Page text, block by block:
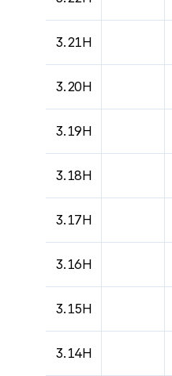
3.21H
3.20H
3.19H
3.18H
3.17H
3.16H
3.15H
3.14H